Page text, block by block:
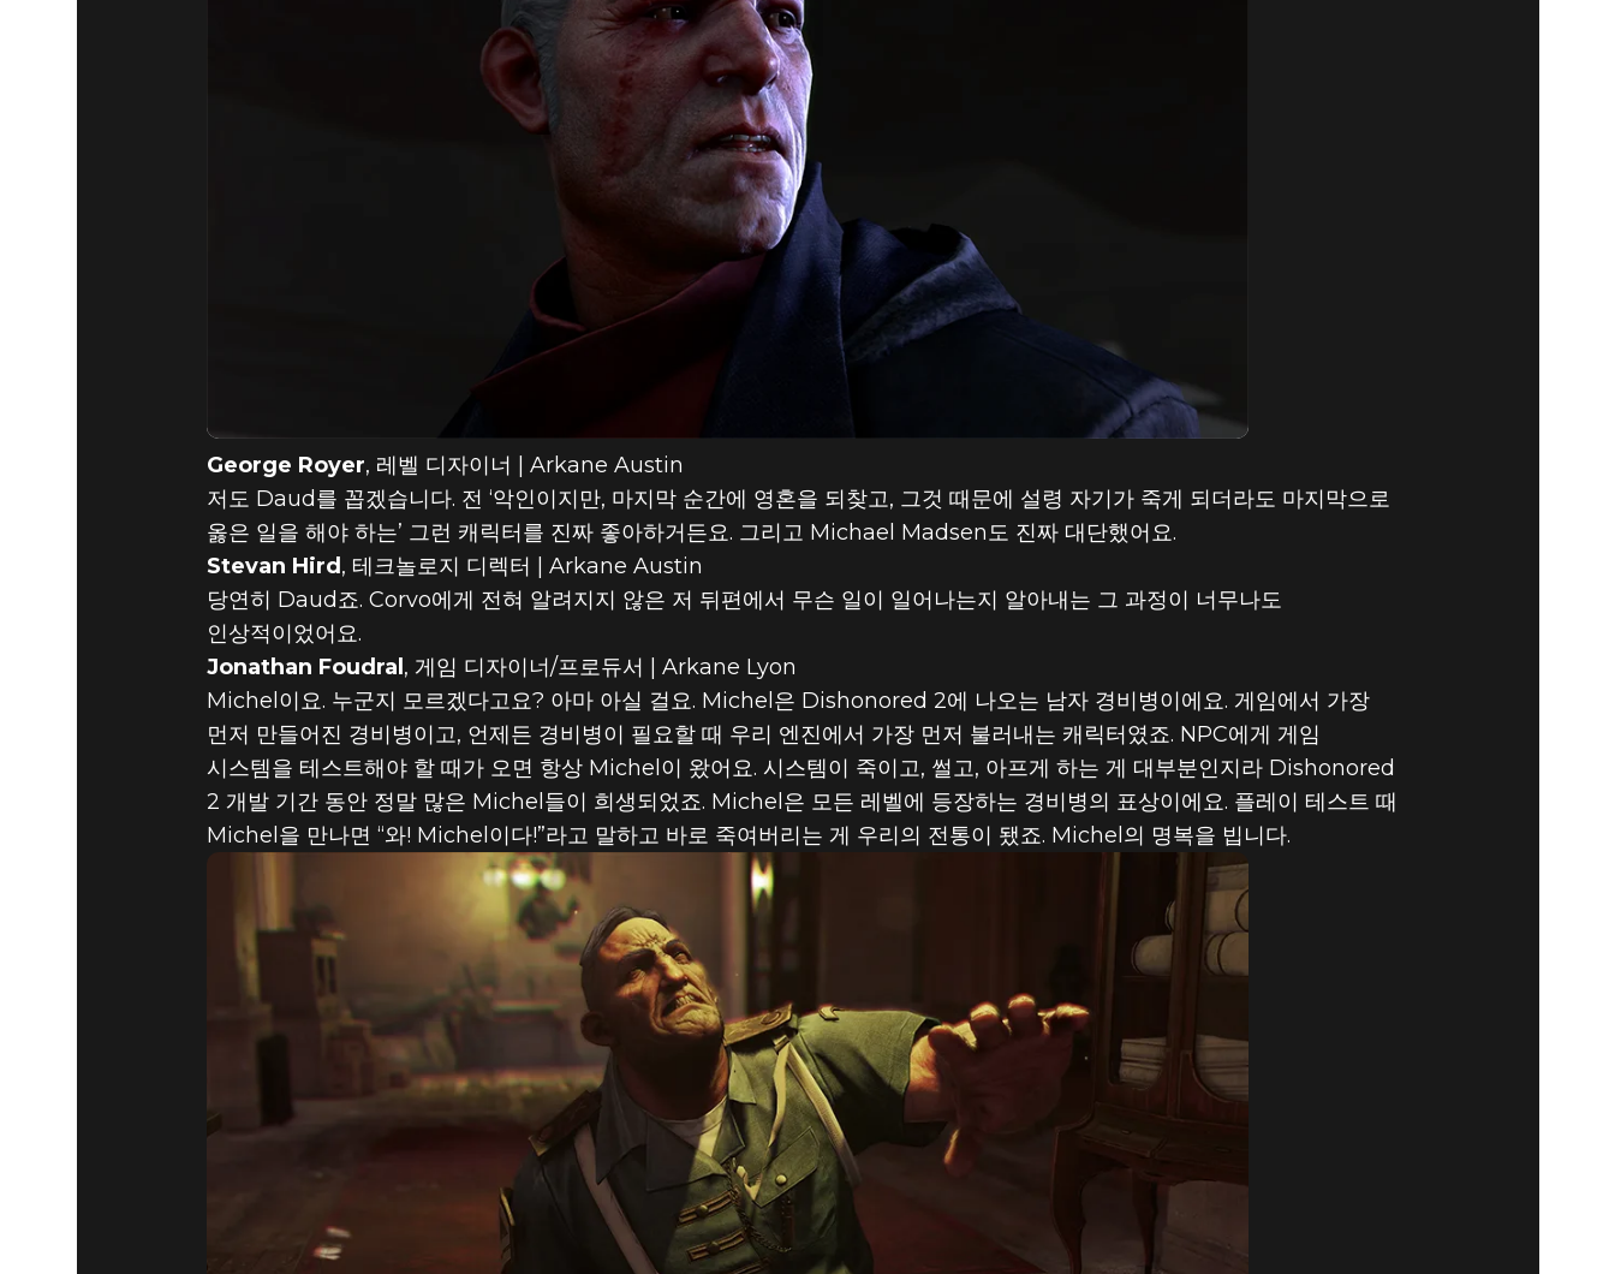
George Royer, 레벨 디자이너 | Arkane Austin
저도 Daud를 꼽겠습니다. 전 ‘악인이지만, 마지막 순간에 영혼을 되찾고, 그것 때문에 설령 자기가 죽게 되더라도 마지막으로
옳은 일을 해야 하는’ 그런 캐릭터를 진짜 좋아하거든요. 그리고 Michael Madsen도 진짜 대단했어요.
Stevan Hird , 테크놀로지 디렉터 | Arkane Austin
당연히 Daud죠. Corvo에게 전혀 알려지지 않은 저 뒤편에서 무슨 일이 일어나는지 알아내는 그 과정이 너무나도
인상적이었어요.
Jonathan Foudral , 게임 디자이너/프로듀서 | Arkane Lyon
Michel이요. 누군지 모르겠다고요? 아마 아실 걸요. Michel은 Dishonored 2에 나오는 남자 경비병이에요. 게임에서 가장
먼저 만들어진 경비병이고, 언제든 경비병이 필요할 때 우리 엔진에서 가장 먼저 불러내는 캐릭터였죠. NPC에게 게임
시스템을 테스트해야 할 때가 오면 항상 Michel이 왔어요. 시스템이 죽이고, 썰고, 아프게 하는 게 대부분인지라 Dishonored
2 개발 기간 동안 정말 많은 Michel들이 희생되었죠. Michel은 모든 레벨에 등장하는 경비병의 표상이에요. 플레이 테스트 때
Michel을 만나면 “와! Michel이다!”라고 말하고 바로 죽여버리는 게 우리의 전통이 됐죠. Michel의 명복을 빕니다.